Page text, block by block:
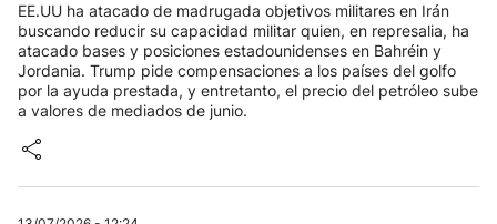
EE.UU ha atacado de madrugada objetivos militares en Irán
buscando reducir su capacidad militar quien, en represalia, ha
atacado bases y posiciones estadounidenses en Bahréin y
Jordania. Trump pide compensaciones a los países del golfo
por la ayuda prestada, y entretanto, el precio del petróleo sube
a valores de mediados de junio.